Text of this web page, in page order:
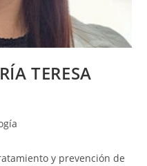
TERESA
y prevención de